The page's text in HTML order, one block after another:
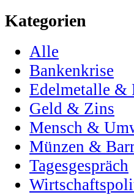
Kategorien
Alle
Bankenkrise
Edelmetalle &
Geld & Zins
Mensch &
Münzen &
Tagesgespräch